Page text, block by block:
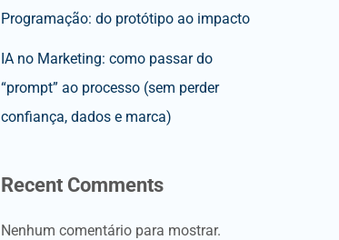
Programação: do protótipo ao impacto
IA no Marketing: como passar do
“prompt” ao processo (sem perder
confiança, dados e marca)
Recent Comments
Nenhum comentário para mostrar.